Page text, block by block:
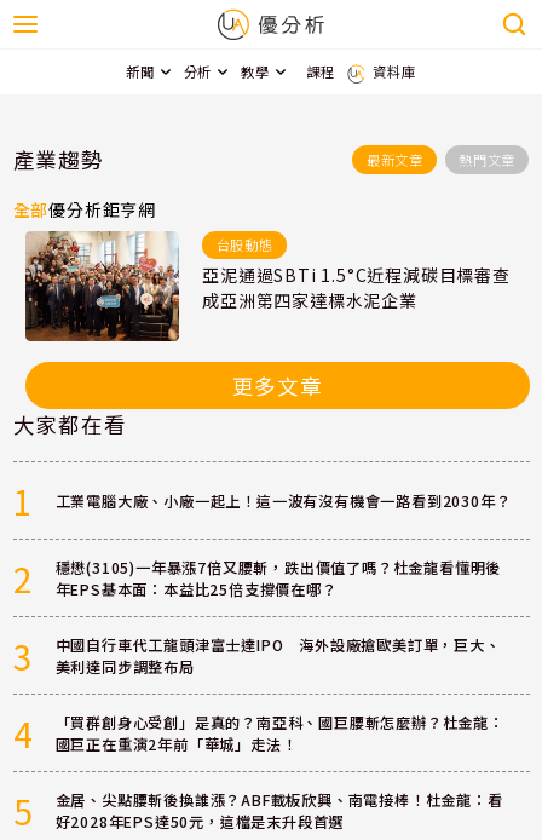
新聞 分析 教學 課程 資料庫
產業趨勢 最新文章 熱門文章
全部優分析鉅亨網
台股動態
亞泥通過SBTi 1.5°C近程減碳目標審查
成亞洲第四家達標水泥企業
更多文章
大家都在看
1 工業電腦大廠、小廠一起上！這一波有沒有機會一路看到2030年？
2
穩懋(3105)一年暴漲7倍又腰斬，跌出價值了嗎？杜金龍看懂明後
年EPS基本面：本益比25倍支撐價在哪？
3
中國自行車代工龍頭津富士達IPO 海外設廠搶歐美訂單，巨大、
美利達同步調整布局
4
「買群創身心受創」是真的？南亞科、國巨腰斬怎麼辦？杜金龍：
國巨正在重演2年前「華城」走法！
5
金居、尖點腰斬後換誰漲？ABF載板欣興、南電接棒！杜金龍：看
好2028年EPS達50元，這檔是末升段首選